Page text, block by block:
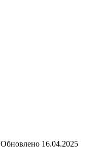
Обновлено 16.04.2025